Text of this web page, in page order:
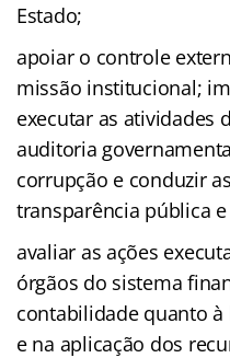
Estado;
apoiar o controle
missão institucional;
executar as atividades
auditoria
corrupção e conduzir
transparência pública
avaliar as ações
órgãos do sistema
contabilidade quanto à
e na aplicação dos